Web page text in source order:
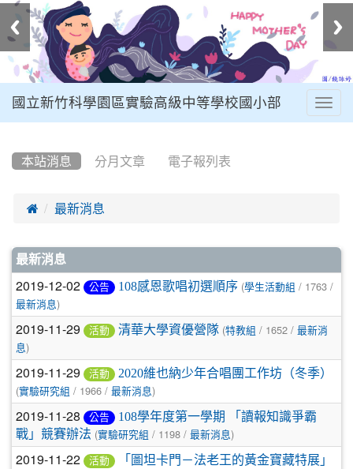
國立新竹科學園區實驗高級中等學校國小部
本站消息 分月文章 電子報列表
 最新消息
文
章
列
表
最新消息
2019-12-02 公告 108感恩歌唱初選順序 (學生活動組 / 1763 /
最新消息)
2019-11-29 活動 清華大學資優營隊 (特教組 / 1652 / 最新消
息)
2019-11-29 活動 2020維也納少年合唱團工作坊（冬季）
(實驗研究組 / 1966 / 最新消息)
2019-11-28 公告
108學年度第一學期 「讀報知識爭霸
戰」競賽辦法 (實驗研究組 / 1198 / 最新消息)
2019-11-22 活動 「圖坦卡門－法老王的黃金寶藏特展」